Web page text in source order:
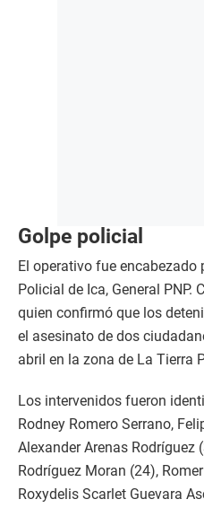
Golpe policial
El operativo fue encabezado
Policial de Ica, General PNP.
quien confirmó que los
el asesinato de dos
abril en la zona de La Tierra
Los intervenidos fueron
Rodney Romero Serrano,
Alexander Arenas Rodríguez
Rodríguez Moran (24),
Roxydelis Scarlet Guevara